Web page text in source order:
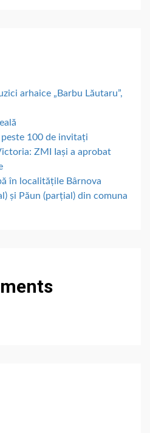
arhaice „Barbu Lăutaru”,
peste 100 de invitați
ZMI Iași a aprobat
în localitățile Bârnova
și Păun (parțial) din comuna